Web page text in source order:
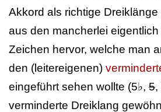
Akkord als richtige
aus den mancherlei
Zeichen hervor, welche man
den (leitereigenen)
eingeführt sehen wollte (5♭, 5,
verminderte Dreiklang